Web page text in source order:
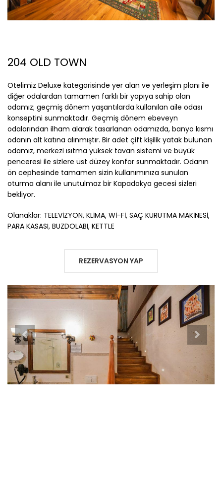
204 OLD TOWN
Otelimiz Deluxe kategorisinde yer alan ve yerleşim planı ile
diğer odalardan tamamen farklı bir yapıya sahip olan
odamız; geçmiş dönem yaşantılarda kullanılan aile odası
konseptini sunmaktadır. Geçmiş dönem ebeveyn
odalarından ilham alarak tasarlanan odamızda, banyo kısmı
odanın alt katına alınmıştır. Bir adet çift kişilik yatak bulunan
odamız, merkezi ısıtma yüksek tavan sistemi ve büyük
penceresi ile sizlere üst düzey konfor sunmaktadır. Odanın
ön cephesinde tamamen sizin kullanımınıza sunulan
oturma alanı ile unutulmaz bir Kapadokya gecesi sizleri
bekliyor.
Olanaklar: TELEVİZYON, KLİMA, Wİ-Fİ, SAÇ KURUTMA MAKİNESİ,
PARA KASASI, BUZDOLABI, KETTLE
REZERVASYON YAP